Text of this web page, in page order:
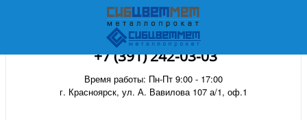
+7 (391) 242-03-03
Время работы: Пн-Пт 9:00 - 17:00
г. Красноярск, ул. А. Вавилова 107 а/1, оф.1